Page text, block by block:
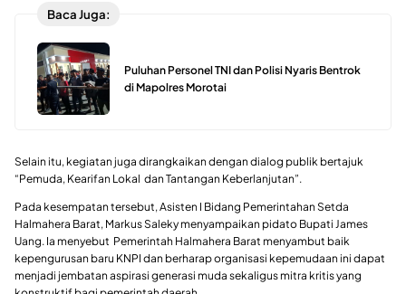
Baca Juga:
Puluhan Personel TNI dan Polisi Nyaris Bentrok
di Mapolres Morotai
Selain itu, kegiatan juga dirangkaikan dengan dialog publik bertajuk
“Pemuda, Kearifan Lokal dan Tantangan Keberlanjutan”.
Pada kesempatan tersebut, Asisten I Bidang Pemerintahan Setda
Halmahera Barat, Markus Saleky menyampaikan pidato Bupati James
Uang. Ia menyebut Pemerintah Halmahera Barat menyambut baik
kepengurusan baru KNPI dan berharap organisasi kepemudaan ini dapat
menjadi jembatan aspirasi generasi muda sekaligus mitra kritis yang